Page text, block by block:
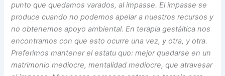
punto que quedamos varados, al impasse. El impasse se
produce cuando no podemos apelar a nuestros recursos y
no obtenemos apoyo ambiental. En terapia gestáltica nos
encontramos con que esto ocurre una vez, y otra, y otra.
Preferimos mantener el estatu quo: mejor quedarse en un
matrimonio mediocre, mentalidad mediocre, que atravesar